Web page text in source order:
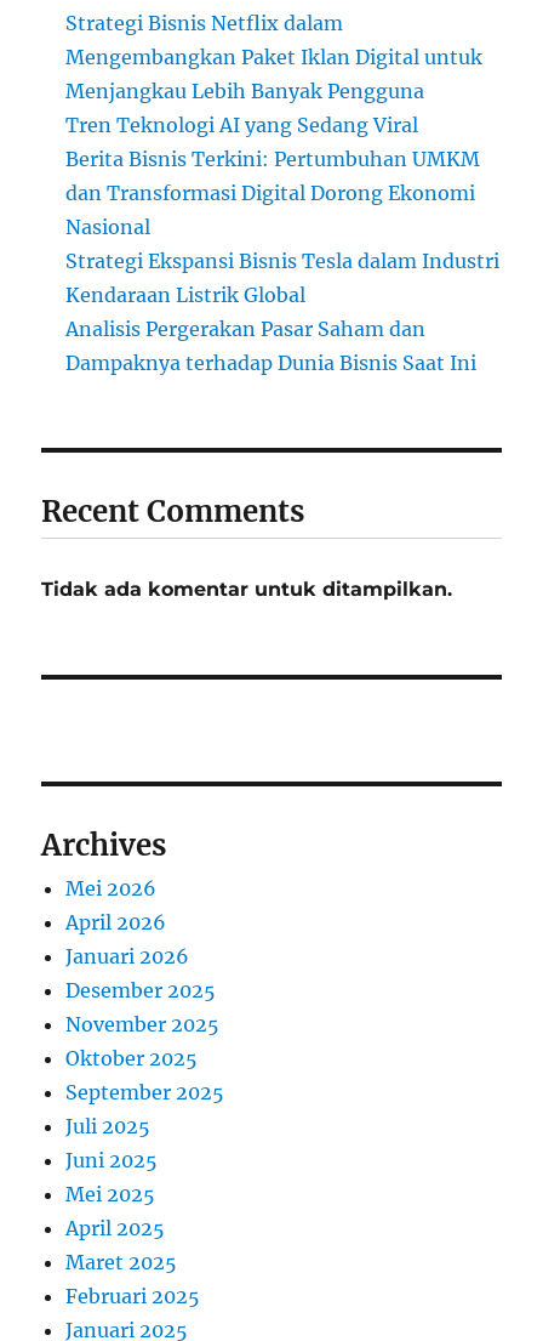
Strategi Bisnis Netflix dalam
Mengembangkan Paket Iklan Digital untuk
Menjangkau Lebih Banyak Pengguna
Tren Teknologi AI yang Sedang Viral
Berita Bisnis Terkini: Pertumbuhan UMKM
dan Transformasi Digital Dorong Ekonomi
Nasional
Strategi Ekspansi Bisnis Tesla dalam Industri
Kendaraan Listrik Global
Analisis Pergerakan Pasar Saham dan
Dampaknya terhadap Dunia Bisnis Saat Ini
Recent Comments
Tidak ada komentar untuk ditampilkan.
Archives
Mei 2026
April 2026
Januari 2026
Desember 2025
November 2025
Oktober 2025
September 2025
Juli 2025
Juni 2025
Mei 2025
April 2025
Maret 2025
Februari 2025
Januari 2025